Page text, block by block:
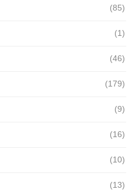
(85)
(1)
(46)
(179)
(9)
(16)
(10)
(13)